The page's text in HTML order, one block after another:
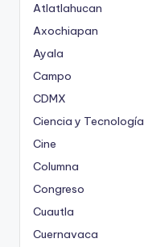
Atlatlahucan
Axochiapan
Ayala
Campo
CDMX
Ciencia y Tecnología
Cine
Columna
Congreso
Cuautla
Cuernavaca